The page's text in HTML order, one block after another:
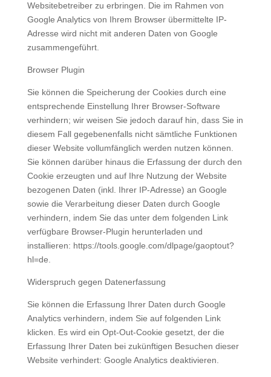
Websitebetreiber zu erbringen. Die im Rahmen von
Google Analytics von Ihrem Browser übermittelte IP-
Adresse wird nicht mit anderen Daten von Google
zusammengeführt.
Browser Plugin
Sie können die Speicherung der Cookies durch eine
entsprechende Einstellung Ihrer Browser-Software
verhindern; wir weisen Sie jedoch darauf hin, dass Sie in
diesem Fall gegebenenfalls nicht sämtliche Funktionen
dieser Website vollumfänglich werden nutzen können.
Sie können darüber hinaus die Erfassung der durch den
Cookie erzeugten und auf Ihre Nutzung der Website
bezogenen Daten (inkl. Ihrer IP-Adresse) an Google
sowie die Verarbeitung dieser Daten durch Google
verhindern, indem Sie das unter dem folgenden Link
verfügbare Browser-Plugin herunterladen und
installieren: https://tools.google.com/dlpage/gaoptout?
hl=de.
Widerspruch gegen Datenerfassung
Sie können die Erfassung Ihrer Daten durch Google
Analytics verhindern, indem Sie auf folgenden Link
klicken. Es wird ein Opt-Out-Cookie gesetzt, der die
Erfassung Ihrer Daten bei zukünftigen Besuchen dieser
Website verhindert: Google Analytics deaktivieren.